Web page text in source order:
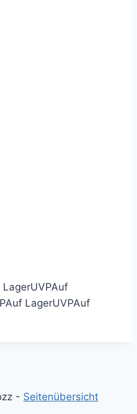
LagerUVPAuf
Auf LagerUVPAuf
- Seitenübersicht